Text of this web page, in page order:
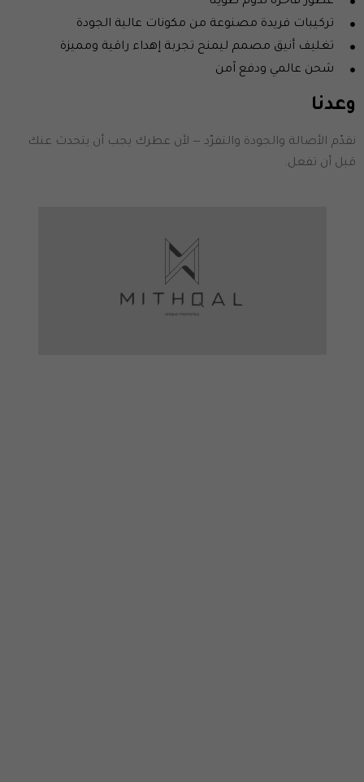
تركيبات فريدة مصنوعة من مكونات عالية الجودة
تغليف أنيق مصمم ليمنح تجربة إهداء راقية ومميزة
شحن عالمي ودفع آمن
وعدنا
نقدّم الأصالة والجودة والتفرّد — لأن عطرك يجب أن يتحدث عنك
قبل أن تفعل.